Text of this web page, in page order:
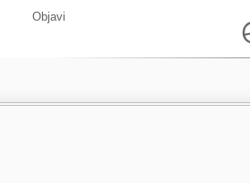
Objavi